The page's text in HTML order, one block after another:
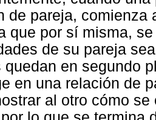
de pareja, comienza
que por sí misma,
de su pareja
quedan en segundo
en una relación de
al otro cómo